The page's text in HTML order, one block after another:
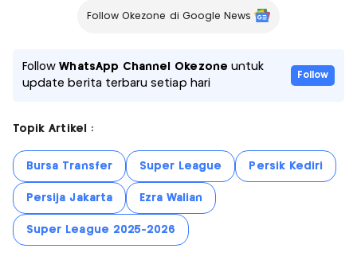
Follow Okezone di Google News
FollowWhatsApp Channel Okezone untuk
update berita terbaru setiap hari
Follow
Topik Artikel :
Bursa Transfer Super League Persik Kediri
Persija Jakarta Ezra Walian
Super League 2025-2026